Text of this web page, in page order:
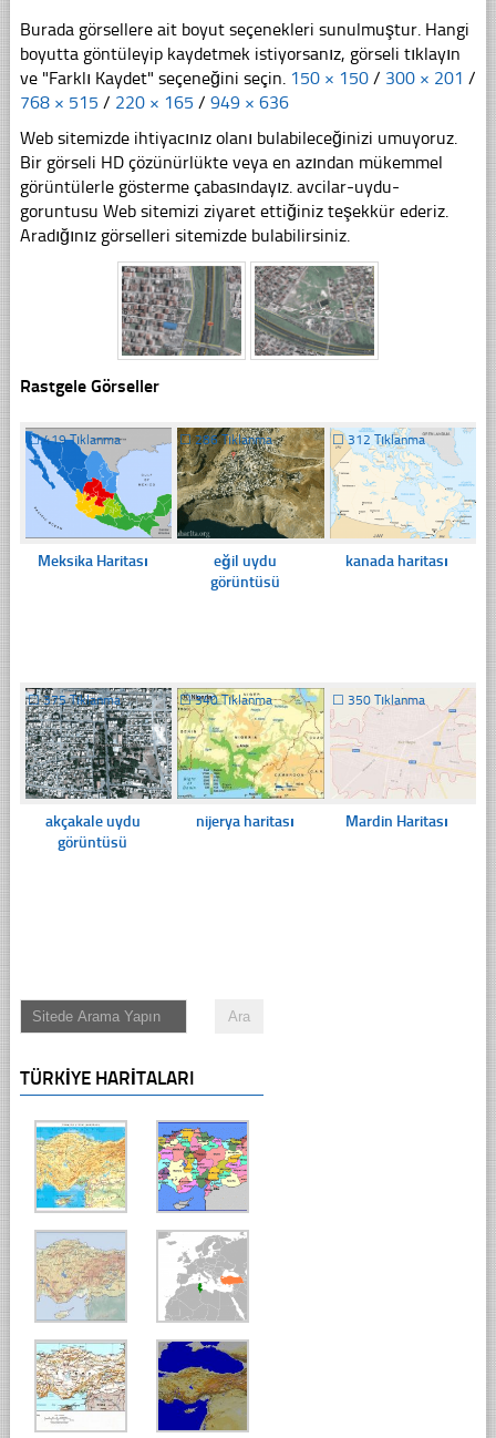
Burada görsellere ait boyut seçenekleri sunulmuştur. Hangi
boyutta göntüleyip kaydetmek istiyorsanız, görseli tıklayın
ve "Farklı Kaydet" seçeneğini seçin. 150 × 150 / 300 × 201 /
768 × 515 / 220 × 165 / 949 × 636
Web sitemizde ihtiyacınız olanı bulabileceğinizi umuyoruz.
Bir görseli HD çözünürlükte veya en azından mükemmel
görüntülerle gösterme çabasındayız. avcilar-uydu-
goruntusu Web sitemizi ziyaret ettiğiniz teşekkür ederiz.
Aradığınız görselleri sitemizde bulabilirsiniz.
Rastgele Görseller
☐419 Tıklanma
Meksika Haritası
☐286 Tıklanma
eğil uydu
görüntüsü
☐312 Tıklanma
kanada haritası
☐375 Tıklanma
akçakale uydu
görüntüsü
☐340 Tıklanma
nijerya haritası
☐ 350 Tıklanma
Mardin Haritası
TÜRKIYE HARITALARI